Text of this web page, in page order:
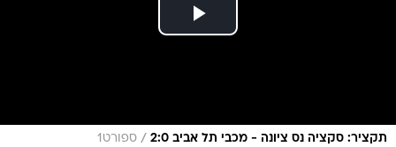
תקציר: סקציה נס ציונה - מכבי תל אביב 2:0 / ספורט1